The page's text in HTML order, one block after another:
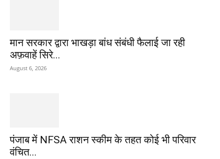
मान सरकार द्वारा भाखड़ा बांध संबंधी फैलाई जा रही
अफ़वाहें सिरे...
August 6, 2026
पंजाब में NFSA राशन स्कीम के तहत कोई भी परिवार
वंचित...